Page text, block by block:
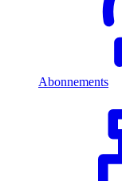
Abonnements